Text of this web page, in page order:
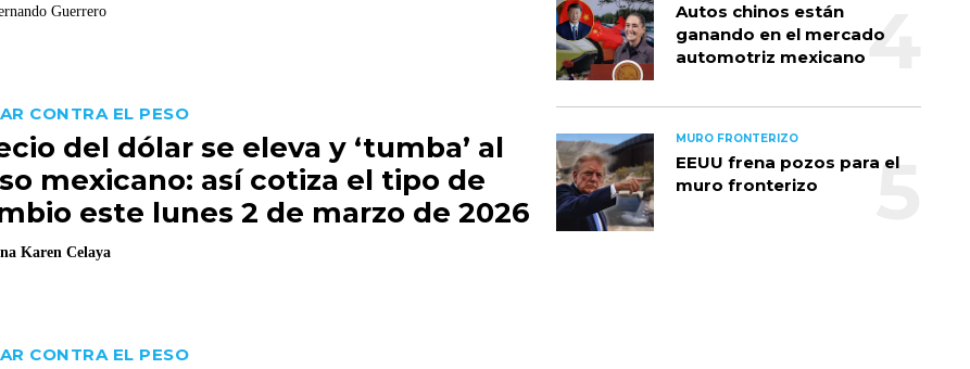
Autos chinos están
ganando en el mercado
automotriz mexicano
MURO FRONTERIZO
EEUU frena pozos para el
muro fronterizo
Guerrero
CONTRA EL PESO
del dólar se eleva y ‘tumba’ al
mexicano: así cotiza el tipo de
este lunes 2 de marzo de 2026
Karen Celaya
CONTRA EL PESO